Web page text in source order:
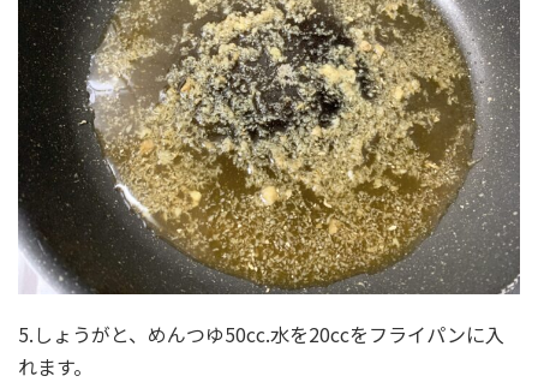
5.しょうがと、めんつゆ50cc.水を20ccをフライパンに入
れます。